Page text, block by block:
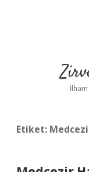
Etiket: